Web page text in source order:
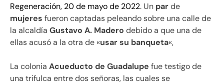
Regeneración, 20 de mayo de 2022. Un parde
mujeres fueron captadas peleando sobre una calle de
la alcaldía Gustavo A. Madero debido a que una de
ellas acusó a la otra de «usar su banqueta«,
La colonia Acueducto de Guadalupe fue testigo de
una trifulca entre dos señoras, las cuales se